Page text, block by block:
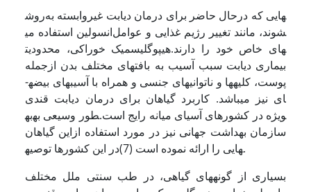
روش‎هایی که درحال حاضر برای درمان دیابت غیروابسته به
انسولین استفاده می‎شوند، مانند تغییر رژیم غذایی و عوامل
هیپوگلیسمیک خوراکی، محدودیت‎های خاص خود را دارند.
بیماری دیابت سبب آسیب به بافت­های مختلف بدن ازجمله
پوست، کلیه­ها و ناتوانی­های جنسی و همراه با آسیب­های بیضه­
ای نیز می­باشد. کاربرد گیاهان برای درمان دیابت قندی
به‎طور وسیعی به‎ویژه در کشورهای آسیای میانه رایج است.
سازمان بهداشت جهانی نیز در مورد استفاده ازاین گیاهان
در این کشورها توصیه‎هایی را ارائه نموده است (7).
بسیاری از گونه­های گیاهی، در طب سنتی ملل مختلف